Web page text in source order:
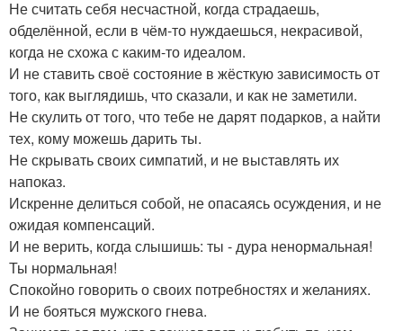
Не считать себя несчастной, когда страдаешь,
обделённой, если в чём-то нуждаешься, некрасивой,
когда не схожа с каким-то идеалом.
И не ставить своё состояние в жёсткую зависимость от
того, как выглядишь, что сказали, и как не заметили.
Не скулить от того, что тебе не дарят подарков, а найти
тех, кому можешь дарить ты.
Не скрывать своих симпатий, и не выставлять их
напоказ.
Искренне делиться собой, не опасаясь осуждения, и не
ожидая компенсаций.
И не верить, когда слышишь: ты - дура ненормальная!
Ты нормальная!
Спокойно говорить о своих потребностях и желаниях.
И не бояться мужского гнева.